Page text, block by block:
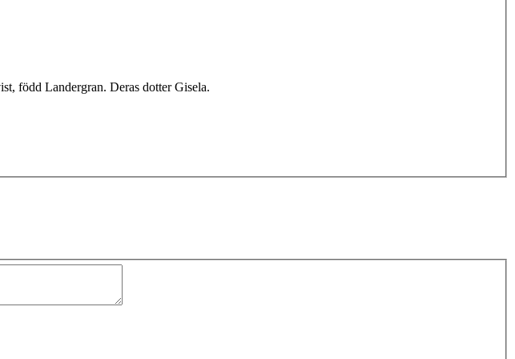
född Landergran. Deras dotter Gisela.